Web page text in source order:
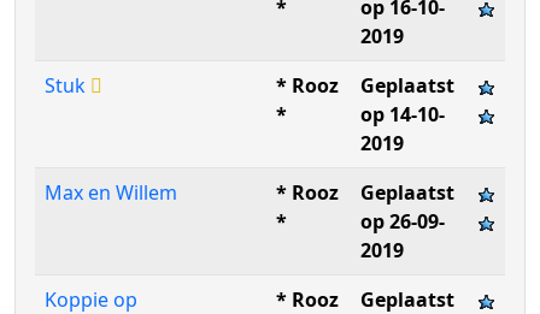
*
op 16-10-
2019
Stuk
* Rooz
*
Geplaatst
op 14-10-
2019
Max en Willem
* Rooz
*
Geplaatst
op 26-09-
2019
Koppie op
* Rooz
Geplaatst